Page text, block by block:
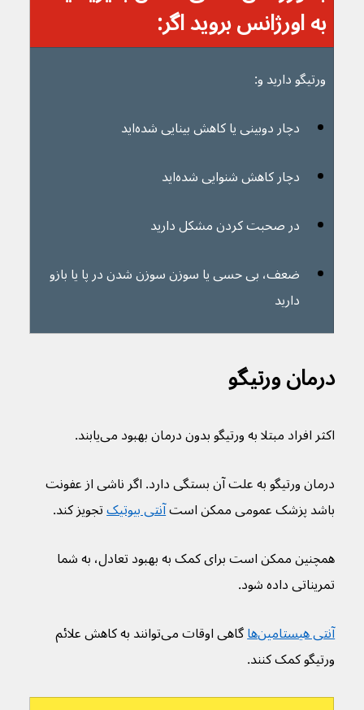
به اورژانس بروید اگر:
ورتیگو دارید و:
دچار دوبینی یا کاهش بینایی شده‌اید
دچار کاهش شنوایی شده‌اید
در صحبت کردن مشکل دارید
ضعف، بی حسی یا سوزن سوزن شدن در پا یا بازو
دارید
درمان ورتیگو
اکثر افراد مبتلا به ورتیگو بدون درمان بهبود می‌یابند.
درمان ورتیگو به علت آن بستگی دارد. اگر ناشی از عفونت
باشد پزشک عمومی ممکن است آنتی بیوتیک تجویز کند.
همچنین ممکن است برای کمک به بهبود تعادل، به شما
تمریناتی داده شود.
آنتی هیستامین‌ها
گاهی اوقات می‌توانند به کاهش علائم
ورتیگو کمک کنند.